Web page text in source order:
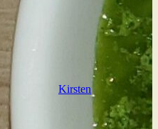
Kirsten